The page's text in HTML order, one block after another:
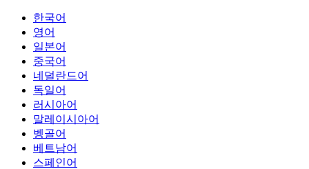
한국어
영어
일본어
중국어
네덜란드어
독일어
러시아어
말레이시아어
벵골어
베트남어
스페인어